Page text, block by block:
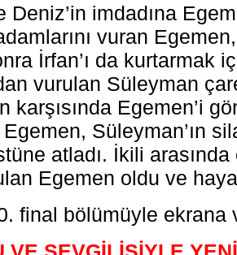
Deniz’in imdadına
vuran
İrfan’ı da kurtarmak
vurulan Süleyman
karşısında Egemen’i
Süleyman’ın
atladı. İkili arasında
Egemen oldu ve
final bölümüyle ekrana